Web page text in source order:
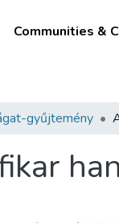
Communities &
gyűjtemény